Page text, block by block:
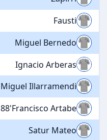
Fausti
Miguel Bernedo
Ignacio Arberas
Miguel Illarramendi
88'Francisco Artabe
Satur Mateo